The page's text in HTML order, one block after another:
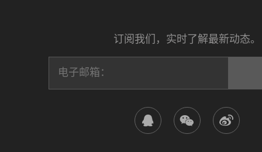
订阅我们，实时了解最新动态。